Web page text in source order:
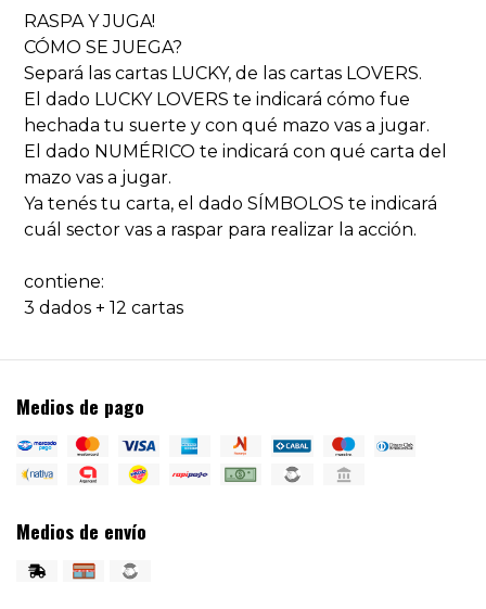
RASPA Y JUGA!
CÓMO SE JUEGA?
Separá las cartas LUCKY, de las cartas LOVERS.
El dado LUCKY LOVERS te indicará cómo fue
hechada tu suerte y con qué mazo vas a jugar.
El dado NUMÉRICO te indicará con qué carta del
mazo vas a jugar.
Ya tenés tu carta, el dado SÍMBOLOS te indicará
cuál sector vas a raspar para realizar la acción.
contiene:
3 dados + 12 cartas
Medios de pago
Medios de envío